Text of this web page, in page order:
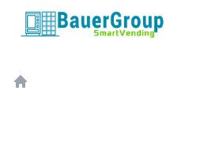
包爾科技